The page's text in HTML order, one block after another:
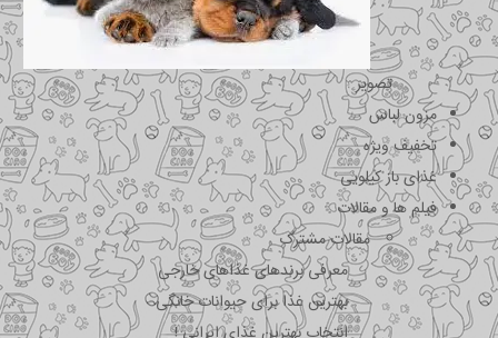
تصویر
مزون لباس
تخفیف ویژه
غذای باز کیلویی
فیلم ها و مقالات
مقالات مشترک
معرفی برندهای غذاهای خارجی
بهترین غذا برای حیوانات خانگی